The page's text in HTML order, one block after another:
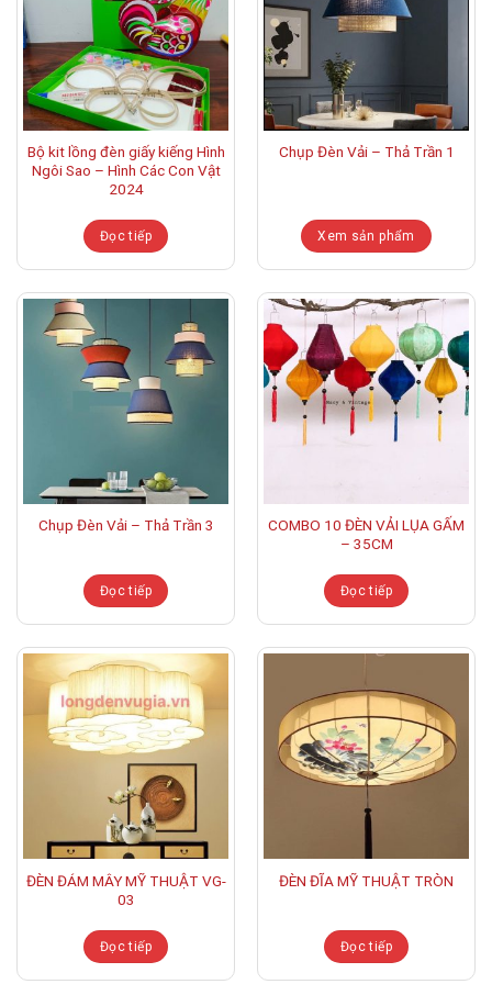
Bộ kit lồng đèn giấy kiếng Hình
Ngôi Sao – Hình Các Con Vật
2024
Đọc tiếp
Chụp Đèn Vải – Thả Trần 1
Xem sản phẩm
Chụp Đèn Vải – Thả Trần 3
Đọc tiếp
COMBO 10 ĐÈN VẢI LỤA GẤM
– 35CM
Đọc tiếp
ĐÈN ĐÁM MÂY MỸ THUẬT VG-
03
Đọc tiếp
ĐÈN ĐĨA MỸ THUẬT TRÒN
Đọc tiếp